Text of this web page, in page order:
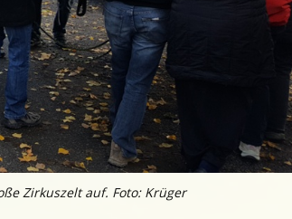
Zirkuszelt auf. Foto: Krüger